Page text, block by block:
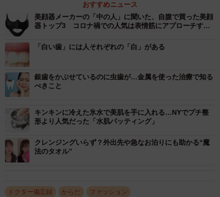
オフィスホワイトニングは専用の薬剤を歯の表面に塗布
し、ライトを当てて歯を白くしていきます。なお、ホワイ
トニングの効果を高めるために、歯表面の汚れ（歯石）を
除去してから施術を行います。1度の施術で十分に実感でき
る効果を得られます。比較的短期間で白くなりやすいの
で、予定があってホワイトニングの効果を早く実感したい
という方や、お手軽にホワイトニングをしてみたいという
方にもおすすめです。
おすすめニュース
美顔器メーカーの「中の人」に聞いた、自腹で買った美顔
器トップ3 コロナ禍での人気は表情筋にアプローチする
「白い歯」には人それぞれの「白」がある
銀歯をかぶせているのに虫歯が…金属を使った治療で知る
べきこと
キンキンに冷えた氷水で美肌を手に入れる…NYでプチ整
形より人気だった「水肌パッティング」
クレンジングいらず？外出先や急なお泊りにも助かる“魔
法のタオル”
ドクター備忘録 からだ ファッション